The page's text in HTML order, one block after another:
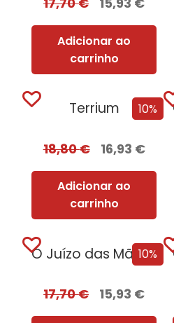
Adicionar ao
carrinho
10%
Terrium
18,80€ 16,93 €
Adicionar ao
carrinho
10%
O Juízo das Mãos – Volume 2...
17,70€ 15,93 €